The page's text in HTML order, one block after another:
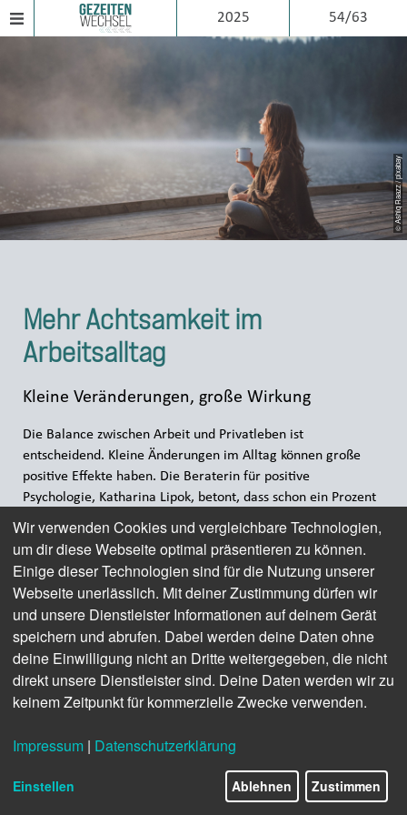
2025 54/63
© Ashiq Raazz / pixabay
Mehr Achtsamkeit im
Arbeitsalltag
Kleine Veränderungen, große Wirkung
Die Balance zwischen Arbeit und Privatleben ist
entscheidend. Kleine Änderungen im Alltag können große
positive Effekte haben. Die Beraterin für positive
Psychologie, Katharina Lipok, betont, dass schon ein Prozent
durch kurze Pausen, wie ein Glas Wasser trinken oder einige
Minuten frische Luft schnappen, erreicht werden. Zusätzlich
empfiehlt sie, sich auf die positiven Aspekte des Tages zu
konzentrieren, indem man täglich drei gute Dinge vor dem
Schlafengehen reflektiert. Diese Methode kann auch im
beruflichen Umfeld die Motivation und das Arbeitsklima
verbessern. Achtsamkeit und Selbstfürsorge sind der
Schlüssel zu einer ausgewogenen Work-Life-Balance.
Wir verwenden Cookies und vergleichbare Technologien,
um dir diese Webseite optimal präsentieren zu können.
Einige dieser Technologien sind für die Nutzung unserer
Webseite unerlässlich. Mit deiner Zustimmung dürfen wir
und unsere Dienstleister Informationen auf deinem Gerät
speichern und abrufen. Dabei werden deine Daten ohne
deine Einwilligung nicht an Dritte weitergegeben, die nicht
direkt unsere Dienstleister sind. Deine Daten werden wir zu
keinem Zeitpunkt für kommerzielle Zwecke verwenden.
Impressum | Datenschutzerklärung
Einstellen Ablehnen Zustimmen